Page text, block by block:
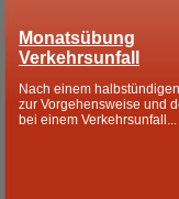
Monatsübung
Verkehrsunfall
Nach einem
zur Vorgehensweise und
bei einem Verkehrsunfall...